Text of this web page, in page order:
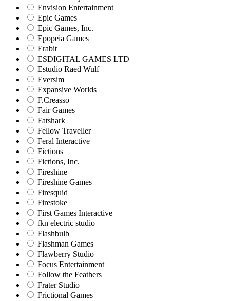
Envision Entertainment
Epic Games
Epic Games, Inc.
Epopeia Games
Erabit
ESDIGITAL GAMES LTD
Estudio Raed Wulf
Eversim
Expansive Worlds
F.Creasso
Fair Games
Fatshark
Fellow Traveller
Feral Interactive
Fictions
Fictions, Inc.
Fireshine
Fireshine Games
Firesquid
Firestoke
First Games Interactive
fkn electric studio
Flashbulb
Flashman Games
Flawberry Studio
Focus Entertainment
Follow the Feathers
Frater Studio
Frictional Games